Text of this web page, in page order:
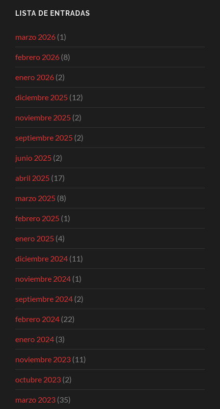
LISTA DE ENTRADAS
marzo 2026 (1)
febrero 2026 (8)
enero 2026 (2)
diciembre 2025 (12)
noviembre 2025 (2)
septiembre 2025 (2)
junio 2025 (2)
abril 2025 (17)
marzo 2025 (8)
febrero 2025 (1)
enero 2025 (4)
diciembre 2024 (11)
noviembre 2024 (1)
septiembre 2024 (2)
febrero 2024 (22)
enero 2024 (3)
noviembre 2023 (11)
octubre 2023 (2)
marzo 2023 (35)